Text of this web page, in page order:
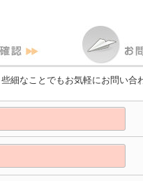
細なことでもお気軽にお問い合